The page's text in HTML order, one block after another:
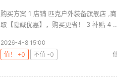
购买方案 1 店铺 匹克户外装备旗舰店 ,
取【隐藏优惠】，购买更省！ 3 补贴 4
2026-4-8 15:00
值！ +0
不值 -0